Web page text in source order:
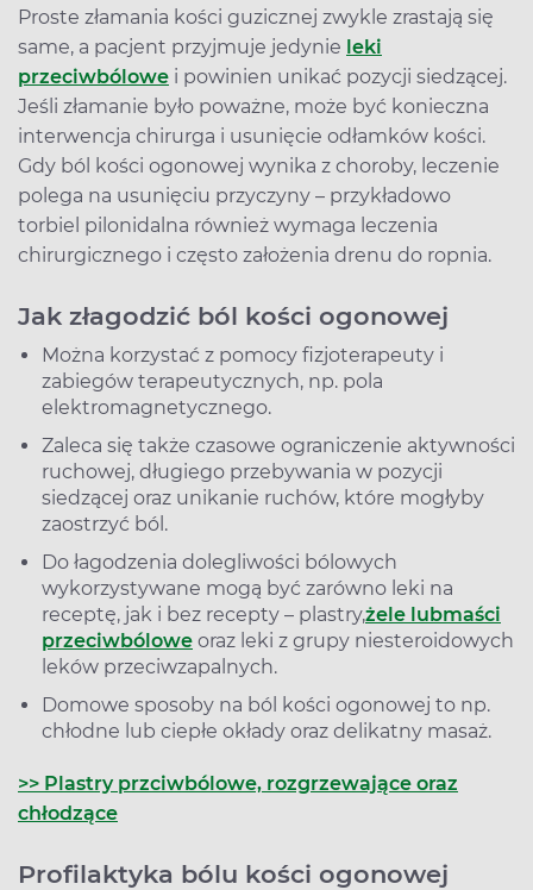
Proste złamania kości guzicznej zwykle zrastają się
same, a pacjent przyjmuje jedynie leki
przeciwbólowe i powinien unikać pozycji siedzącej.
Jeśli złamanie było poważne, może być konieczna
interwencja chirurga i usunięcie odłamków kości.
Gdy ból kości ogonowej wynika z choroby, leczenie
polega na usunięciu przyczyny – przykładowo
torbiel pilonidalna również wymaga leczenia
chirurgicznego i często założenia drenu do ropnia.
Jak złagodzić ból kości ogonowej
Można korzystać z pomocy fizjoterapeuty i
zabiegów terapeutycznych, np. pola
elektromagnetycznego.
Zaleca się także czasowe ograniczenie aktywności
ruchowej, długiego przebywania w pozycji
siedzącej oraz unikanie ruchów, które mogłyby
zaostrzyć ból.
Do łagodzenia dolegliwości bólowych
wykorzystywane mogą być zarówno leki na
receptę, jak i bez recepty – plastry,żele lubmaści
przeciwbólowe oraz leki z grupy niesteroidowych
leków przeciwzapalnych.
Domowe sposoby na ból kości ogonowej to np.
chłodne lub ciepłe okłady oraz delikatny masaż.
>> Plastry przciwbólowe, rozgrzewające oraz
chłodzące
Profilaktyka bólu kości ogonowej